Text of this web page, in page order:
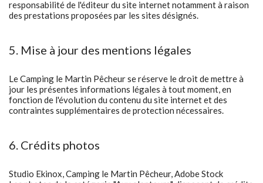
responsabilité de l'éditeur du site internet notamment à raison
des prestations proposées par les sites désignés.
5. Mise à jour des mentions légales
Le Camping le Martin Pêcheur se réserve le droit de mettre à
jour les présentes informations légales à tout moment, en
fonction de l'évolution du contenu du site internet et des
contraintes supplémentaires de protection nécessaires.
6. Crédits photos
Studio Ekinox, Camping le Martin Pêcheur, Adobe Stock